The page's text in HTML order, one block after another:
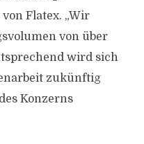
Flatex. „Wir
von über
wird sich
zukünftig
Konzerns